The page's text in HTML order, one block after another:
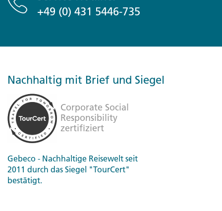
+49 (0) 431 5446-735
Nachhaltig mit Brief und Siegel
Gebeco - Nachhaltige Reisewelt seit
2011 durch das Siegel "TourCert"
bestätigt.